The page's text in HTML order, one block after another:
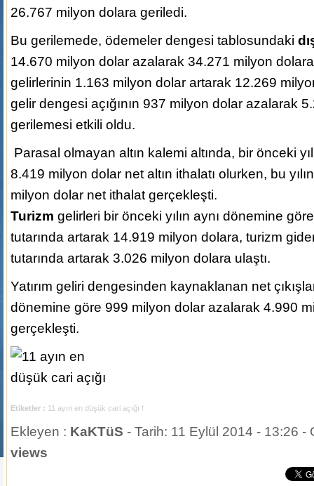
26.767 milyon dolara geriledi.
Bu gerilemede, ödemeler dengesi tablosundaki
14.670 milyon dolar azalarak 34.271 milyon
gelirlerinin 1.163 milyon dolar artarak 12.269
gelir dengesi açığının 937 milyon dolar azalarak
gerilemesi etkili oldu.
Parasal olmayan altın kalemi altında, bir önceki
8.419 milyon dolar net altın ithalatı olurken, bu
milyon dolar net ithalat gerçekleşti.
Turizm gelirleri bir önceki yılın aynı dönemine
tutarında artarak 14.919 milyon dolara, turizm
tutarında artarak 3.026 milyon dolara ulaştı.
Yatırım geliri dengesinden kaynaklanan net
dönemine göre 999 milyon dolar azalarak 4.990
gerçekleşti.
Etiketler : 11 ayın en düşük cari açığı !
Ekleyen : KaKTüS - Tarih: 11 Eylül 2014 - 13:26 -
views